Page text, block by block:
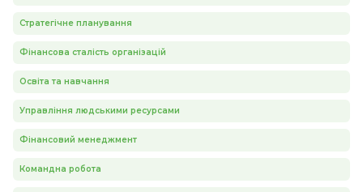
Стратегічне планування
Фінансова сталість організацій
Освіта та навчання
Управління людськими ресурсами
Фінансовий менеджмент
Командна робота